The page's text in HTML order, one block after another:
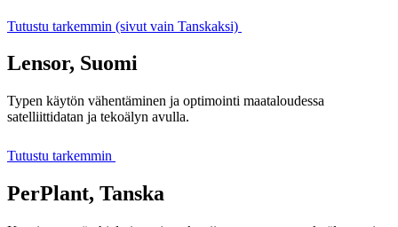
Tutustu tarkemmin (sivut vain Tanskaksi)
Lensor, Suomi
Typen käytön vähentäminen ja optimointi maataloudessa
satelliittidatan ja tekoälyn avulla.
Tutustu tarkemmin
PerPlant, Tanska